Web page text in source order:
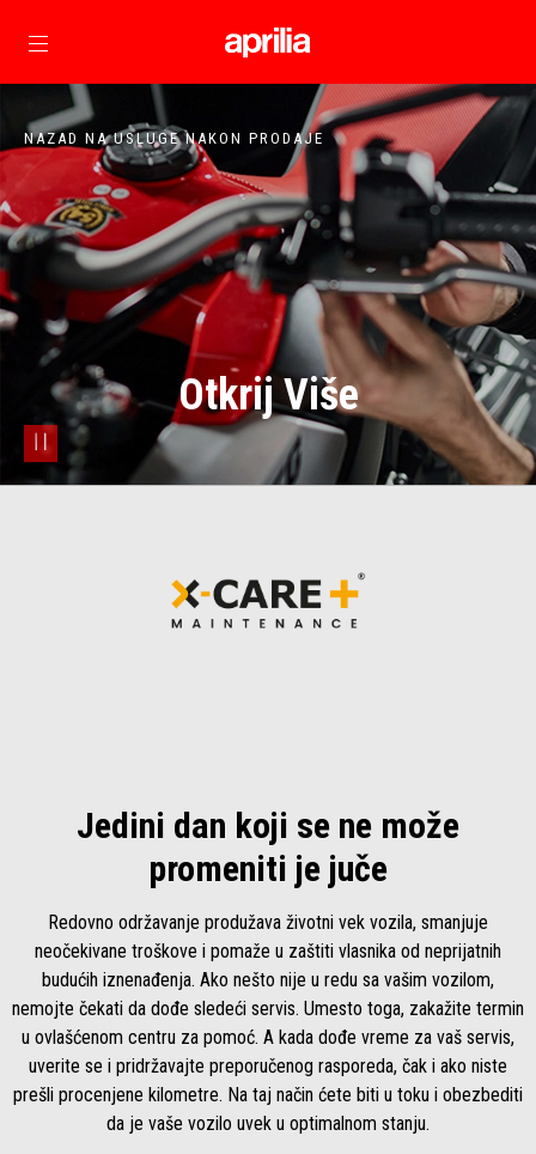
Idite na glavni sadržaj
NAZAD NA USLUGE NAKON PRODAJE
pause
Otkrij Više
Jedini dan koji se ne može
promeniti je juče
Redovno održavanje produžava životni vek vozila, smanjuje
neočekivane troškove i pomaže u zaštiti vlasnika od neprijatnih
budućih iznenađenja. Ako nešto nije u redu sa vašim vozilom,
nemojte čekati da dođe sledeći servis. Umesto toga, zakažite termin
u ovlašćenom centru za pomoć. A kada dođe vreme za vaš servis,
uverite se i pridržavajte preporučenog rasporeda, čak i ako niste
prešli procenjene kilometre. Na taj način ćete biti u toku i obezbediti
da je vaše vozilo uvek u optimalnom stanju.